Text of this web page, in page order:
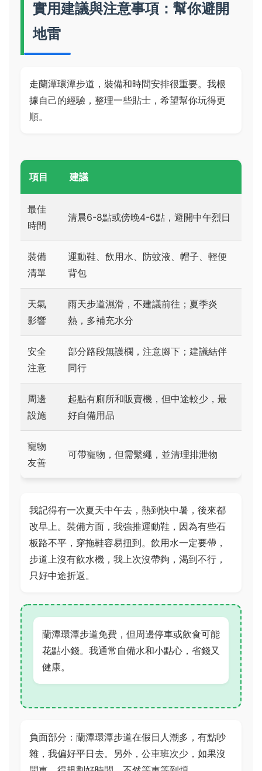
實用建議與注意事項：幫你避開
地雷
走蘭潭環潭步道，裝備和時間安排很重要。我根
據自己的經驗，整理一些貼士，希望幫你玩得更
順。
項目 建議
最佳
時間
清晨6-8點或傍晚4-6點，避開中午烈日
裝備
清單
運動鞋、飲用水、防蚊液、帽子、輕便
背包
天氣
影響
雨天步道濕滑，不建議前往；夏季炎
熱，多補充水分
安全
注意
部分路段無護欄，注意腳下；建議結伴
同行
周邊
設施
起點有廁所和販賣機，但中途較少，最
好自備用品
寵物
友善
可帶寵物，但需繫繩，並清理排泄物
我記得有一次夏天中午去，熱到快中暑，後來都
改早上。裝備方面，我強推運動鞋，因為有些石
板路不平，穿拖鞋容易扭到。飲用水一定要帶，
步道上沒有飲水機，我上次沒帶夠，渴到不行，
只好中途折返。
蘭潭環潭步道免費，但周邊停車或飲食可能
花點小錢。我通常自備水和小點心，省錢又
健康。
負面部分：蘭潭環潭步道在假日人潮多，有點吵
雜，我偏好平日去。另外，公車班次少，如果沒